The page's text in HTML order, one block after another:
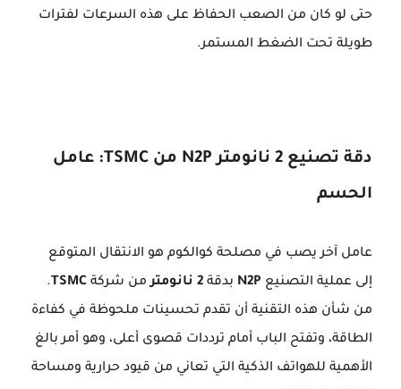
حتى لو كان من الصعب الحفاظ على هذه السرعات لفترات
طويلة تحت الضغط المستمر.
دقة تصنيع 2 نانومتر N2P من TSMC: عامل
الحسم
عامل آخر يصب في مصلحة كوالكوم هو الانتقال المتوقع
إلى عملية التصنيع N2P بدقة 2 نانومتر من شركة TSMC
.
من شأن هذه التقنية أن تقدم تحسينات ملحوظة في كفاءة
الطاقة، وتفتح الباب أمام ترددات قصوى أعلى، وهو أمر بالغ
الأهمية للهواتف الذكية التي تعاني من قيود حرارية ومساحة